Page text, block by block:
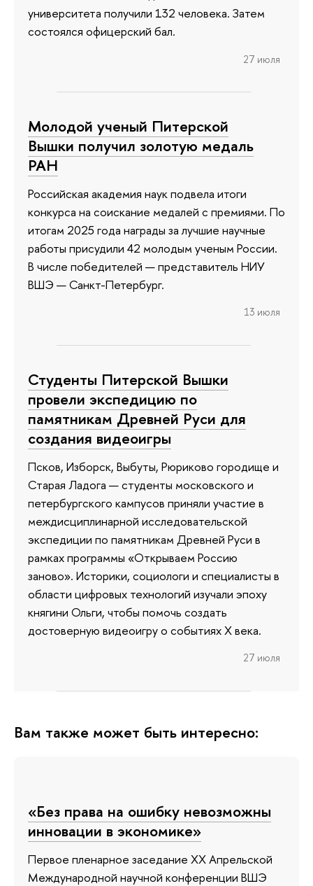
университета получили 132 человека. Затем
состоялся офицерский бал.
27 июля
Молодой ученый Питерской
Вышки получил золотую медаль
РАН
Российская академия наук подвела итоги
конкурса на соискание медалей с премиями. По
итогам 2025 года награды за лучшие научные
работы присудили 42 молодым ученым России.
В числе победителей — представитель НИУ
ВШЭ — Санкт-Петербург.
13 июля
Студенты Питерской Вышки
провели экспедицию по
памятникам Древней Руси для
создания видеоигры
Псков, Изборск, Выбуты, Рюриково городище и
Старая Ладога — студенты московского и
петербургского кампусов приняли участие в
междисциплинарной исследовательской
экспедиции по памятникам Древней Руси в
рамках программы «Открываем Россию
заново». Историки, социологи и специалисты в
области цифровых технологий изучали эпоху
княгини Ольги, чтобы помочь создать
достоверную видеоигру о событиях X века.
27 июля
Вам также может быть интересно:
«Без права на ошибку невозможны
инновации в экономике»
Первое пленарное заседание XX Апрельской
Международной научной конференции ВШЭ